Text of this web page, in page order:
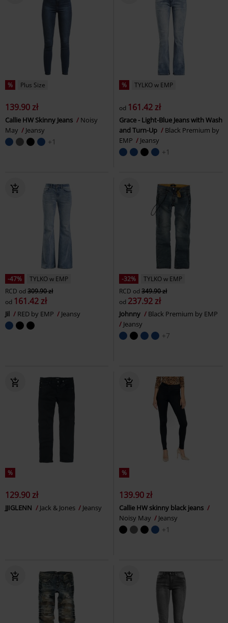
% Plus Size
139.90 zł
Callie HW Skinny Jeans
Noisy
May
Jeansy
+1
% TYLKO w EMP
od 161.42 zł
Grace - Light-Blue Jeans with Wash
and Turn-Up
Black Premium by
EMP
Jeansy
+1
-47%
TYLKO w EMP
RCD od 309.90 zł
od 161.42 zł
Jil RED by EMP Jeansy
-32%
TYLKO w EMP
RCD od 349.90 zł
od 237.92 zł
Johnny
Black Premium by EMP
Jeansy
+7
%
129.90 zł
JJIGLENN Jack & Jones Jeansy
%
139.90 zł
Callie HW skinny black jeans
Noisy May
Jeansy
+1